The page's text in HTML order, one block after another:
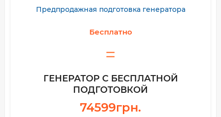
Предпродажная подготовка генератора
Бесплатно
ГЕНЕРАТОР С БЕСПЛАТНОЙ
ПОДГОТОВКОЙ
74599грн.